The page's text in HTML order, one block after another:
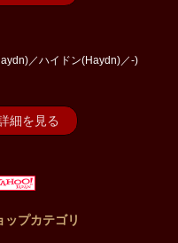
／ハイドン(Haydn)／-)
細を見る
プカテゴリ